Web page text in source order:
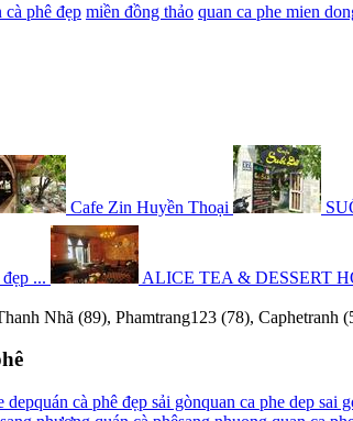
cà phê đẹp miền đồng thảo quan ca phe mien
Cafe Zin Huyền Thoại
... ALICE TEA & DESSERT
Nhã (89), Phamtrang123 (78), Caphetranh
depquán cà phê đẹp sải gònquan ca phe dep sai